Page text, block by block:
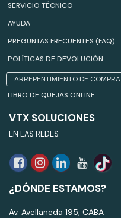
SERVICIO TÉCNICO
AYUDA
PREGUNTAS FRECUENTES (FAQ)
POLÍTICAS DE DEVOLUCIÓN
ARREPENTIMIENTO DE COMPRA
LIBRO DE QUEJAS ONLINE
VTX SOLUCIONES
EN LAS REDES
¿DÓNDE ESTAMOS?
Av. Avellaneda 195, CABA